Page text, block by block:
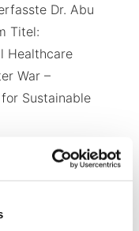
Dr. Abu
Titel:
Healthcare
War –
Sustainable
besonderen
und